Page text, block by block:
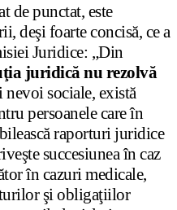
de punctat, este
deşi foarte concisă, ce a
Juridice: „Din
juridică nu rezolvă
sociale, există
persoanele care în
raporturi juridice
succesiunea în caz
în cazuri medicale,
şi obligaţiilor